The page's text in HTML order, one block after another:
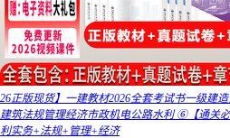
26正版现货】一建教材2026全套考试书一级建
建筑法规管理经济市政机电公路水利 ⑥【通
利实务+法规+管理+经济